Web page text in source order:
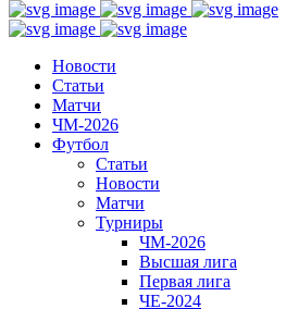
Новости
Статьи
Матчи
ЧМ-2026
Футбол
Статьи
Новости
Матчи
Турниры
ЧМ-2026
Высшая лига
Первая лига
ЧЕ-2024